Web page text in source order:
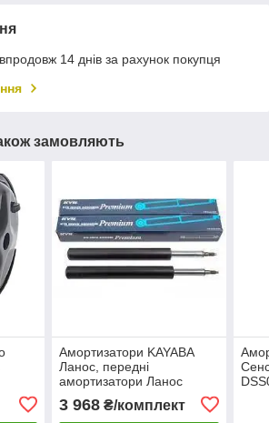
14 днів за рахунок покупця
замовляють
Амортизатори KAYABA
Ланос, передні
амортизатори Ланос
3 968₴/комплект